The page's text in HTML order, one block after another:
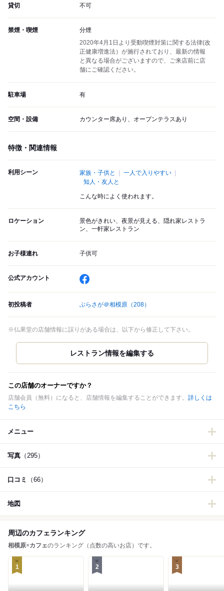
貸切 不可
禁煙・喫煙
分煙
2020年4月1日より受動喫煙対策に関する法律(改
正健康増進法）が施行されており、最新の情報
と異なる場合がございますので、ご来店前に店
舗にご確認ください。
駐車場 有
空間・設備 カウンター席あり、オープンテラスあり
特徴・関連情報
利用シーン 家族・子供と
一人で入りやすい
知人・友人と
こんな時によく使われます。
ロケーション
景色がきれい、夜景が見える、隠れ家レストラ
ン、一軒家レストラン
お子様連れ 子供可
公式アカウント
初投稿者 ぶらさが＠相模原 （208）
※仏果堂の店舗情報に誤りがある場合は、以下から修正して下さい。
この店舗のオーナーですか？
店舗会員（無料）になると、店舗情報を編集することができます。 詳しくは
こちら
メニュー
写真 （295）
口コミ （66）
地図
周辺のカフェランキング
相模原×カフェのランキング（点数の高いお店）です。
1 2 3